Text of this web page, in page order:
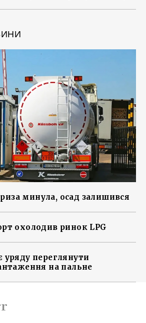
минула, осад залишився
охолодив ринок LPG
переглянути
на пальне